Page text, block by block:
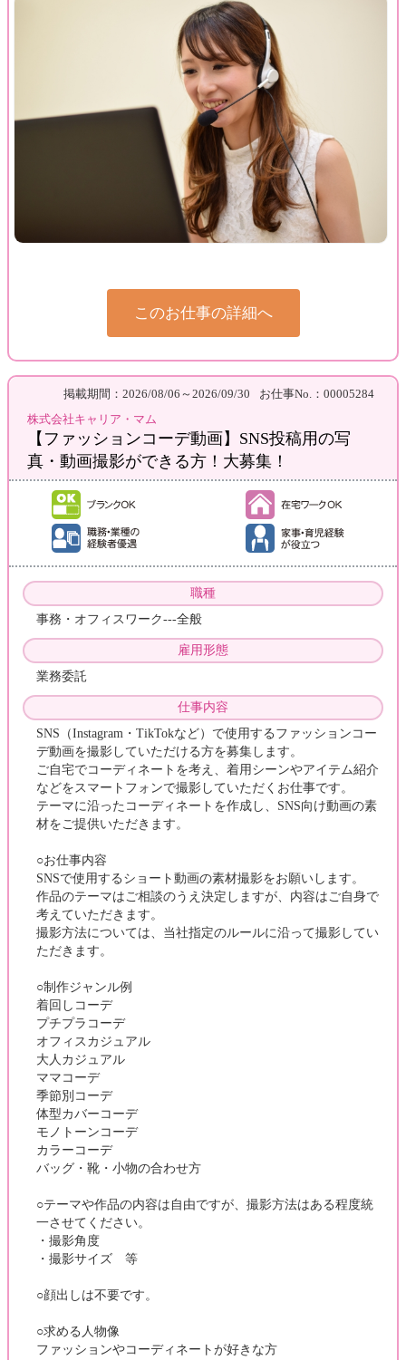
このお仕事の詳細へ
掲載期間：2026/08/06～2026/09/30
お仕事No.：00005284
株式会社キャリア・マム
【ファッションコーデ動画】SNS投稿用の写
真・動画撮影ができる方！大募集！
職種
事務・オフィスワーク---全般
雇用形態
業務委託
仕事内容
SNS（Instagram・TikTokなど）で使用するファッションコー
デ動画を撮影していただける方を募集します。
ご自宅でコーディネートを考え、着用シーンやアイテム紹介
などをスマートフォンで撮影していただくお仕事です。
テーマに沿ったコーディネートを作成し、SNS向け動画の素
材をご提供いただきます。
○お仕事内容
SNSで使用するショート動画の素材撮影をお願いします。
作品のテーマはご相談のうえ決定しますが、内容はご自身で
考えていただきます。
撮影方法については、当社指定のルールに沿って撮影してい
ただきます。
○制作ジャンル例
着回しコーデ
プチプラコーデ
オフィスカジュアル
大人カジュアル
ママコーデ
季節別コーデ
体型カバーコーデ
モノトーンコーデ
カラーコーデ
バッグ・靴・小物の合わせ方
○テーマや作品の内容は自由ですが、撮影方法はある程度統
一させてください。
・撮影角度
・撮影サイズ 等
○顔出しは不要です。
○求める人物像
ファッションやコーディネートが好きな方